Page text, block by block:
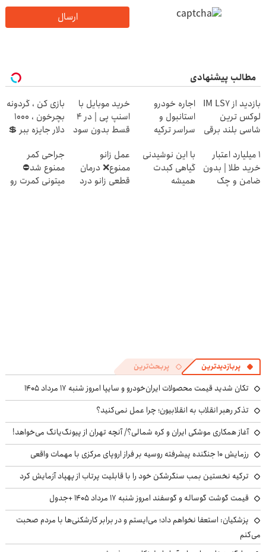
ارسال
مطالب پیشنهادی
بازدید از IM LS7
لوکس ترین
شاسی بلند برقی
انقلاب
اجاره خودرو
استانبول و
سراسر ترکیه
خرید موبایل با
اسنپ پی | در ۴
قسط بدون سود
بازی کن ، گردونه
بچرخون ، 1000
دلار جایزه ببر 💲
۱ میلیارد اعتبار
خرید طلا | بدون
ضامن و چک
با این نوشیدنی
گیاهی کبدت
همیشه
عمل زانو
ممنوع❌ درمان
قطعی زانو درد
جراحی کمر
ممنوع شد⛔
میتونی کمرت رو
پربازدیدترین پربحث‌ترین
تکان شدید قیمت محصولات ایران‌خودرو و سایپا امروز شنبه ۱۷ مرداد ۱۴۰۵
تذکر رهبر انقلاب به انقلابیون؛ چرا عمل نمی‌کنید؟
آغاز همکاری موشکی ایران و کره شمالی؟/ آنچه تهران از پیونگ‌یانگ می‌خواهد!
رزمایش ۱۰ جنگنده پیشرفته روسیه بر فراز اروپای مرکزی با مهمات واقعی
ترکیه نخستین بمب سنگرشکن خود را با قابلیت پرتاب از پهپاد آزمایش کرد
قیمت گوشت گوساله و گوسفند امروز شنبه ۱۷ مرداد ۱۴۰۵ +جدول
پزشکیان: استعفا نخواهم داد؛ می‌ایستم و در برابر کارشکنی‌ها با مردم صحبت
می‌کنم